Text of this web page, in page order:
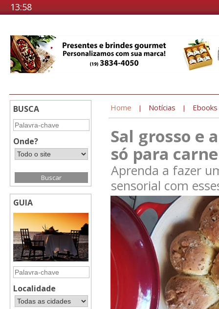
13:58
BUSCA
Onde?
GUIA
Localidade
Home | Notícias | Ebooks
Sal grosso e
só para
Aprenda a fazer
sensorial com